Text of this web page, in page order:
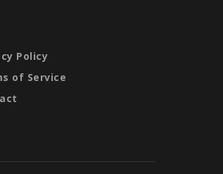
Policy
of Service